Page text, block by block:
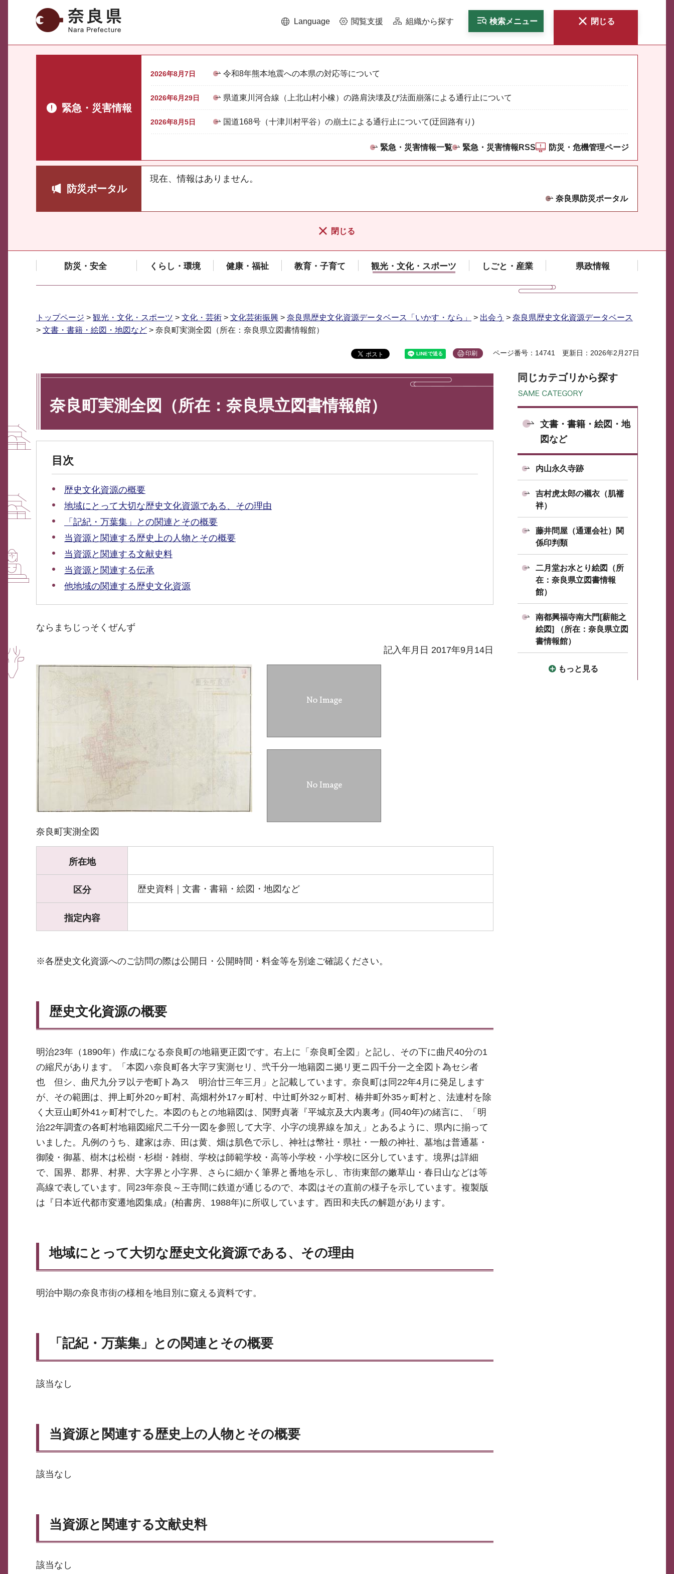
奈良県 Language 閲覧支援 組織から探す 検索メニュー 閉じる
緊急・災害情報
2026年8月7日 令和8年熊本地震への本県の対応等について
2026年6月29日 県道東川河合線（上北山村小橡）の路肩決壊及び法面崩落による通行止について
2026年8月5日 国道168号（十津川村平谷）の崩土による通行止について(迂回路有り)
緊急・災害情報一覧 緊急・災害情報RSS 防災・危機管理ページ
防災ポータル
現在、情報はありません。
奈良県防災ポータル
閉じる
防災・安全 くらし・環境 健康・福祉 教育・子育て 観光・文化・スポーツ しごと・産業 県政情報
トップページ > 観光・文化・スポーツ > 文化・芸術 > 文化芸術振興 > 奈良県歴史文化資源データベース「いかす・なら」 > 出会う > 奈良県歴史文化資源データベース
> 文書・書籍・絵図・地図など > 奈良町実測全図（所在：奈良県立図書情報館）
印刷 ページ番号：14741 更新日：2026年2月27日
奈良町実測全図（所在：奈良県立図書情報館）
目次
歴史文化資源の概要
地域にとって大切な歴史文化資源である、その理由
「記紀・万葉集」との関連とその概要
当資源と関連する歴史上の人物とその概要
当資源と関連する文献史料
当資源と関連する伝承
他地域の関連する歴史文化資源
ならまちじっそくぜんず
記入年月日 2017年9月14日
奈良町実測全図
所在地
区分 歴史資料｜文書・書籍・絵図・地図など
指定内容
※各歴史文化資源へのご訪問の際は公開日・公開時間・料金等を別途ご確認ください。
歴史文化資源の概要
明治23年（1890年）作成になる奈良町の地籍更正図です。右上に「奈良町全図」と記し、その下に曲尺40分の1
の縮尺があります。「本図ハ奈良町各大字ヲ実測セリ、弐千分一地籍図ニ拠リ更ニ四千分一之全図ト為セシ者
也 但シ、曲尺九分ヲ以テ壱町ト為ス 明治廿三年三月」と記載しています。奈良町は同22年4月に発足します
が、その範囲は、押上町外20ヶ町村、高畑村外17ヶ町村、中辻町外32ヶ町村、椿井町外35ヶ町村と、法連村を除
く大豆山町外41ヶ町村でした。本図のもとの地籍図は、関野貞著『平城京及大内裏考』(同40年)の緒言に、「明
治22年調査の各町村地籍図縮尺二千分一図を参照して大字、小字の境界線を加え」とあるように、県内に揃って
いました。凡例のうち、建家は赤、田は黄、畑は肌色で示し、神社は幣社・県社・一般の神社、墓地は普通墓・
御陵・御墓、樹木は松樹・杉樹・雑樹、学校は師範学校・高等小学校・小学校に区分しています。境界は詳細
で、国界、郡界、村界、大字界と小字界、さらに細かく筆界と番地を示し、市街東部の嫩草山・春日山などは等
高線で表しています。同23年奈良～王寺間に鉄道が通じるので、本図はその直前の様子を示しています。複製版
は『日本近代都市変遷地図集成』(柏書房、1988年)に所収しています。西田和夫氏の解題があります。
地域にとって大切な歴史文化資源である、その理由
明治中期の奈良市街の様相を地目別に窺える資料です。
「記紀・万葉集」との関連とその概要
該当なし
当資源と関連する歴史上の人物とその概要
該当なし
当資源と関連する文献史料
該当なし
同じカテゴリから探す
文書・書籍・絵図・地
図など
内山永久寺跡
吉村虎太郎の襯衣（肌襦
袢）
藤井問屋（通運会社）関
係印判類
二月堂お水とり絵図（所
在：奈良県立図書情報
館）
南都興福寺南大門[薪能之
絵図] （所在：奈良県立図
書情報館）
もっと見る